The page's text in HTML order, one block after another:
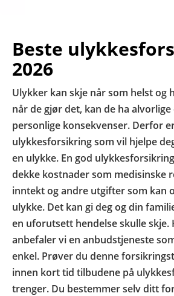
Beste
2026
Ulykker kan skje når som helst og
når de gjør det, kan de ha
personlige konsekvenser. Derfor
ulykkesforsikring som vil hjelpe
en ulykke. En god
dekke kostnader som medisinske
inntekt og andre utgifter som kan
ulykke. Det kan gi deg og din
en uforutsett hendelse skulle
anbefaler vi en anbudstjeneste
enkel. Prøver du denne
innen kort tid tilbudene på
trenger. Du bestemmer selv ditt